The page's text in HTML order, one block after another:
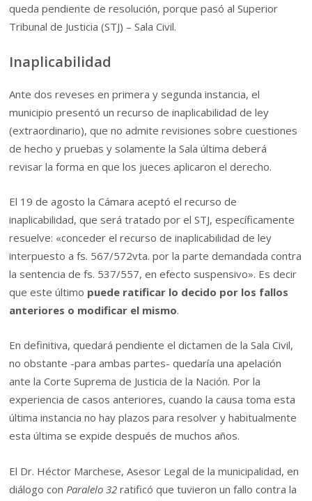
queda pendiente de resolución, porque pasó al Superior
Tribunal de Justicia (STJ) – Sala Civil.
Inaplicabilidad
Ante dos reveses en primera y segunda instancia, el
municipio presentó un recurso de inaplicabilidad de ley
(extraordinario), que no admite revisiones sobre cuestiones
de hecho y pruebas y solamente la Sala última deberá
revisar la forma en que los jueces aplicaron el derecho.
El 19 de agosto la Cámara aceptó el recurso de
inaplicabilidad, que será tratado por el STJ, específicamente
resuelve: «conceder el recurso de inaplicabilidad de ley
interpuesto a fs. 567/572vta. por la parte demandada contra
la sentencia de fs. 537/557, en efecto suspensivo». Es decir
que este último puede ratificar lo decido por los fallos
anteriores o modificar el mismo.
En definitiva, quedará pendiente el dictamen de la Sala Civil,
no obstante -para ambas partes- quedaría una apelación
ante la Corte Suprema de Justicia de la Nación. Por la
experiencia de casos anteriores, cuando la causa toma esta
última instancia no hay plazos para resolver y habitualmente
esta última se expide después de muchos años.
El Dr. Héctor Marchese, Asesor Legal de la municipalidad, en
diálogo con Paralelo 32 ratificó que tuvieron un fallo contra la